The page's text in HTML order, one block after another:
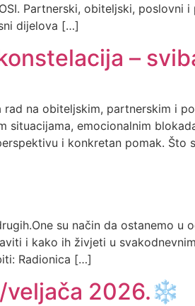
Partnerski, obiteljski, poslovni
dijelova […]
–
na obiteljskim, partnerskim i
emocionalnim
i konkretan pomak. Što
su način da ostanemo
i kako ih živjeti u
Radionica […]
veljača 2026.❄️